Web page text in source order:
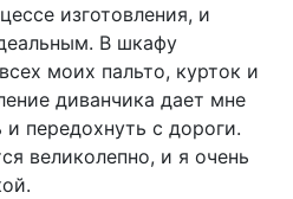
изготовления, и
В шкафу
моих пальто, курток и
диванчика дает мне
передохнуть с дороги.
великолепно, и я очень